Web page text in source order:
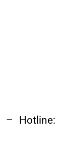
– Hotline: